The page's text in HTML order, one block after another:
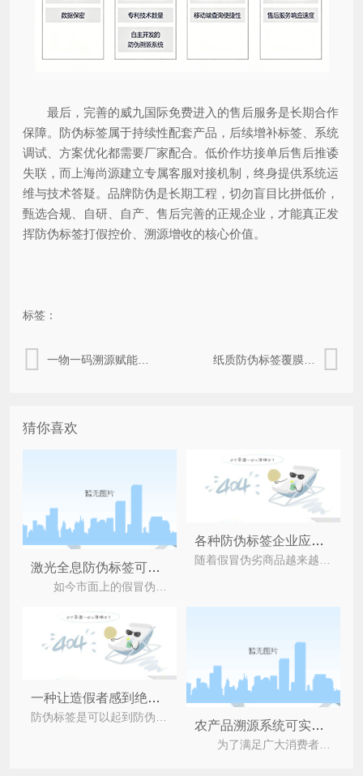
最后，完善的威九国际免费进入的售后服务是长期合作
保障。防伪标签属于持续性配套产品，后续增补标签、系统
调试、方案优化都需要厂家配合。低价作坊接单后售后推诿
失联，而上海尚源建立专属客服对接机制，终身提供系统运
维与技术答疑。品牌防伪是长期工程，切勿盲目比拼低价，
甄选合规、自研、自产、售后完善的正规企业，才能真正发
挥防伪标签打假控价、溯源增收的核心价值。
标签：
一物一码溯源赋能粮油产业｜尚源防伪标签筑牢食品安全防线 纸质防伪标签覆膜工艺详解：尚源打造耐候耐磨高品质防伪标识
猜你喜欢
激光全息防伪标签可以带来哪些优势？
如今市面上的假冒伪劣产品众多，市场上的竞争很激烈，一些恶意的竞争会导致大量产品被造假，为此企
各种防伪标签企业应该如何选择
一种让造假者感到绝望的二维码防伪方法
防伪标签是可以起到防伪的作用的，但是得要看商家选择了上端还是低端技术的防伪技术了，有些上端防伪
农产品溯源系统可实现什么功能作用?